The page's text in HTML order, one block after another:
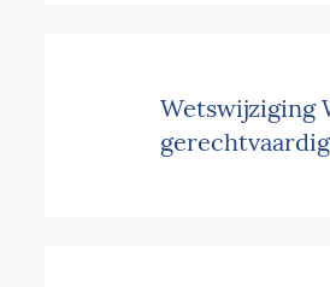
Wetswijziging